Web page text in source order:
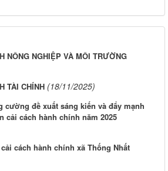
NÔNG NGHIỆP VÀ MÔI TRƯỜNG
TÀI CHÍNH (18/11/2025)
cường đề xuất sáng kiến và đẩy mạnh
cải cách hành chính năm 2025
cách hành chính xã Thống Nhất